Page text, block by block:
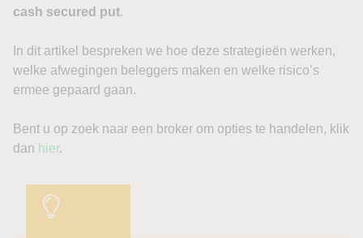
cash secured put.
In dit artikel bespreken we hoe deze strategieën werken,
welke afwegingen beleggers maken en welke risico’s
ermee gepaard gaan.
Bent u op zoek naar een broker om opties te handelen, klik
dan hier.